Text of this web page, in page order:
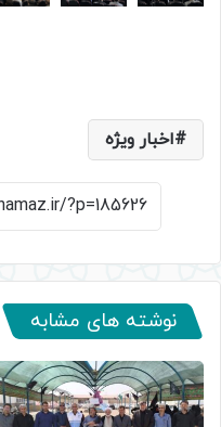
اخبار ویژه
نوشته های مشابه